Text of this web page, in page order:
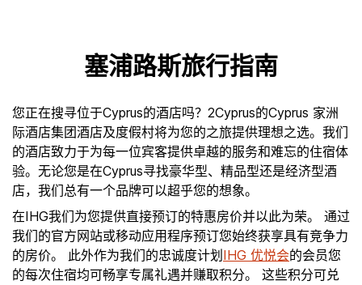
塞浦路斯旅行指南
您正在搜寻位于Cyprus的酒店吗？2Cyprus的Cyprus 家洲
际酒店集团酒店及度假村将为您的之旅提供理想之选。我们
的酒店致力于为每一位宾客提供卓越的服务和难忘的住宿体
验。无论您是在Cyprus寻找豪华型、精品型还是经济型酒
店，我们总有一个品牌可以超乎您的想象。
在IHG我们为您提供直接预订的特惠房价并以此为荣。 通过
我们的官方网站或移动应用程序预订您始终获享具有竞争力
的房价。 此外作为我们的忠诚度计划 IHG 优悦会的会员您
的每次住宿均可畅享专属礼遇并赚取积分。 这些积分可兑